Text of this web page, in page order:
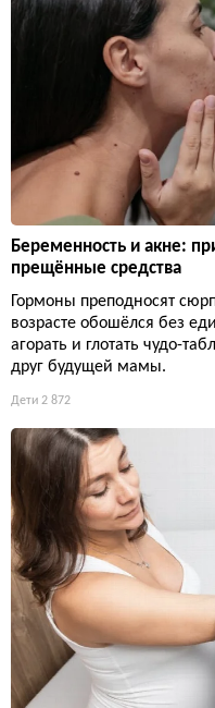
Беременность и акне:
прещённые средства
Гормоны преподносят
возрасте обошёлся без
агорать и глотать чудо-
друг будущей мамы.
Дети 2 872